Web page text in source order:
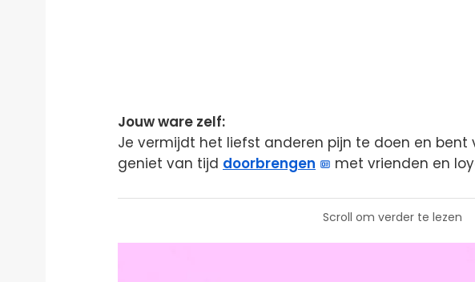
Jouw ware zelf:
Je vermijdt het liefst anderen pijn te doen en bent
geniet van tijd doorbrengen met vrienden en
Scroll om verder te lezen